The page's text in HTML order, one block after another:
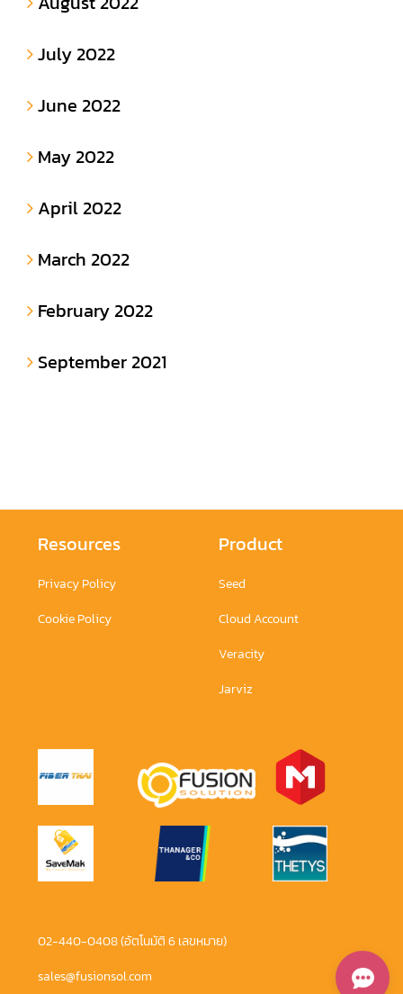
July 2022
June 2022
May 2022
April 2022
March 2022
February 2022
September 2021
Resources
Privacy Policy
Cookie Policy
Product
Seed
Cloud Account
Veracity
Jarviz
02-440-0408 (อัตโนมัติ 6 เลขหมาย)
sales@fusionsol.com